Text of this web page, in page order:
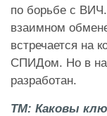
по борьбе с
взаимном
встречается на
СПИДом. Но в
разработан.
ТМ: Каковы